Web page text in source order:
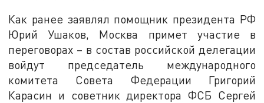
Как ранее заявлял помощник президента РФ
Юрий Ушаков, Москва примет участие в
переговорах – в состав российской делегации
войдут председатель международного
комитета Совета Федерации Григорий
Карасин и советник директора ФСБ Сергей